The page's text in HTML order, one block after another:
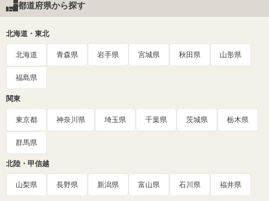
都道府県から探す
北海道・東北
北海道 青森県 岩手県 宮城県 秋田県 山形県
福島県
関東
東京都 神奈川県 埼玉県 千葉県 茨城県 栃木県
群馬県
北陸・甲信越
山梨県 長野県 新潟県 富山県 石川県 福井県